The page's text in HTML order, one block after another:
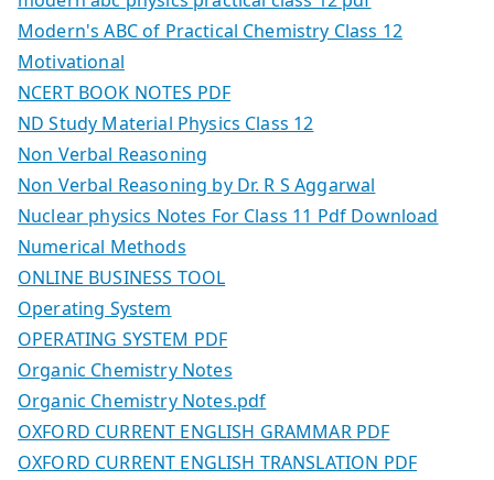
Modern's ABC of Practical Chemistry Class 12
Motivational
NCERT BOOK NOTES PDF
ND Study Material Physics Class 12
Non Verbal Reasoning
Non Verbal Reasoning by Dr. R S Aggarwal
Nuclear physics Notes For Class 11 Pdf Download
Numerical Methods
ONLINE BUSINESS TOOL
Operating System
OPERATING SYSTEM PDF
Organic Chemistry Notes
Organic Chemistry Notes.pdf
OXFORD CURRENT ENGLISH GRAMMAR PDF
OXFORD CURRENT ENGLISH TRANSLATION PDF